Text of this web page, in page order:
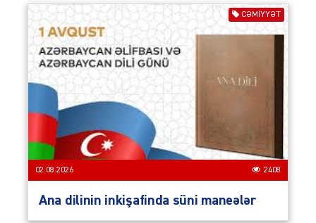
CƏMIYYƏT
02.08.2026 2408
Ana dilinin inkişafinda süni maneələr